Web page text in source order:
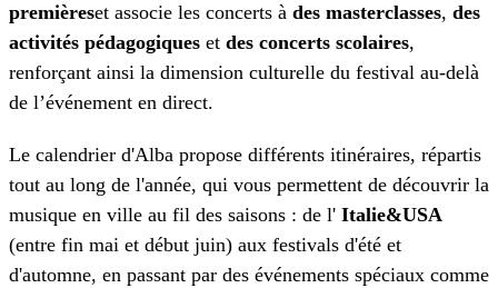
premièreset associe les concerts à des masterclasses, des
activités pédagogiques et des concerts scolaires,
renforçant ainsi la dimension culturelle du festival au-delà
de l’événement en direct.
Le calendrier d'Alba propose différents itinéraires, répartis
tout au long de l'année, qui vous permettent de découvrir la
musique en ville au fil des saisons : de l' Italie&USA
(entre fin mai et début juin) aux festivals d'été et
d'automne, en passant par des événements spéciaux comme